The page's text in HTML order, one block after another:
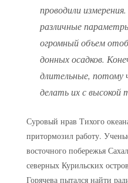
проводили
различные
огромный объем
донных осадков.
длительные,
делать их с высокой
Суровый нрав Тихого
притормозил работу.
восточного побережья
северных Курильских
Горячева пытался найти